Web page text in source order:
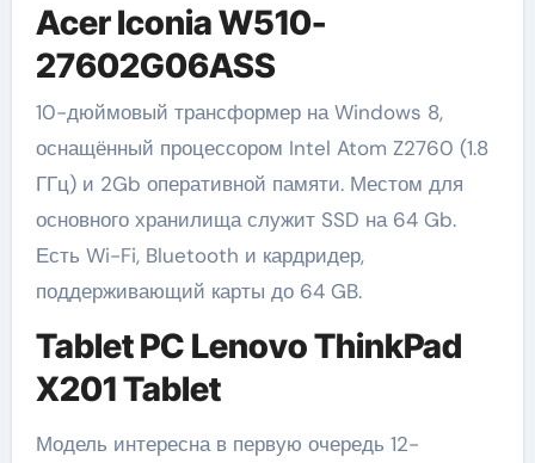
Acer Iconia W510-
27602G06ASS
10-дюймовый трансформер на Windows 8,
оснащённый процессором Intel Atom Z2760 (1.8
ГГц) и 2Gb оперативной памяти. Местом для
основного хранилища служит SSD на 64 Gb.
Есть Wi-Fi, Bluetooth и кардридер,
поддерживающий карты до 64 GB.
Tablet PC Lenovo ThinkPad
X201 Tablet
Модель интересна в первую очередь 12-